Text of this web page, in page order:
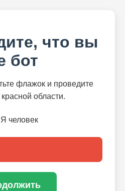
что вы
бот
флажок и проведите
области.
Я человек